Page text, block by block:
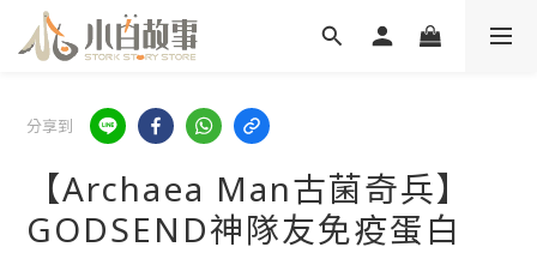
分享到
【Archaea Man古菌奇兵】
GODSEND神隊友免疫蛋白